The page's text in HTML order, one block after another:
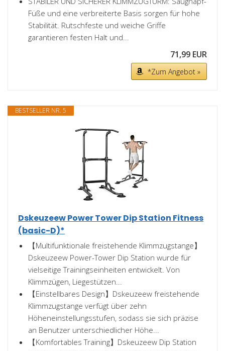
Füße und eine verbreiterte Basis sorgen für hohe
Stabilität. Rutschfeste und weiche Griffe
garantieren festen Halt und...
71,99 EUR
*Zum Angebot »
BESTSELLER NR. 5
Dskeuzeew Power Tower Dip Station Fitness
(basic-D)*
【Multifunktionale freistehende Klimmzugstange】
Dskeuzeew Power-Tower Dip Station wurde für
vielseitige Trainingseinheiten entwickelt. Von
Klimmzügen, Liegestützen...
【Einstellbares Design】Dskeuzeew freistehende
Klimmzugstange verfügt über zehn
Höheneinstellungsstufen, sodass sie sich präzise
an Benutzer unterschiedlicher Höhe...
【Komfortables Training】Dskeuzeew Dip Station